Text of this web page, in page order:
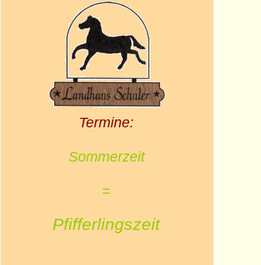
Termine:
Sommerzeit
=
Pfifferlingszeit